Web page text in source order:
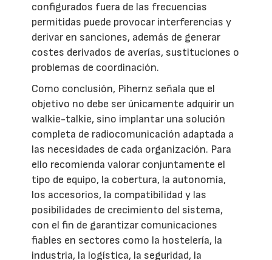
configurados fuera de las frecuencias
permitidas puede provocar interferencias y
derivar en sanciones, además de generar
costes derivados de averías, sustituciones o
problemas de coordinación.
Como conclusión, Pihernz señala que el
objetivo no debe ser únicamente adquirir un
walkie-talkie, sino implantar una solución
completa de radiocomunicación adaptada a
las necesidades de cada organización. Para
ello recomienda valorar conjuntamente el
tipo de equipo, la cobertura, la autonomía,
los accesorios, la compatibilidad y las
posibilidades de crecimiento del sistema,
con el fin de garantizar comunicaciones
fiables en sectores como la hostelería, la
industria, la logística, la seguridad, la